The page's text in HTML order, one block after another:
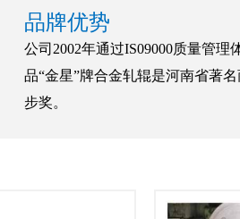
品牌优势
公司2002年通过IS09000质量管
品“金星”牌合金轧辊是河南省著
步奖。